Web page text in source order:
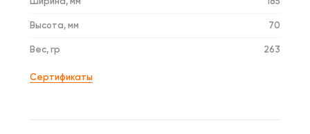
Высота, мм 70
Вес, гр 263
Сертификаты